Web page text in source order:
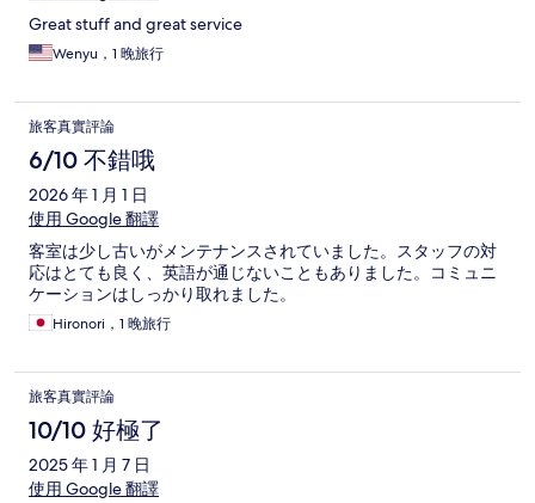
Great stuff and great service
Wenyu，1 晚旅行
旅客真實評論
6/10 不錯哦
2026 年 1 月 1 日
使用 Google 翻譯
客室は少し古いがメンテナンスされていました。スタッフの対
応はとても良く、英語が通じないこともありました。コミュニ
ケーションはしっかり取れました。
Hironori，1 晚旅行
旅客真實評論
10/10 好極了
2025 年 1 月 7 日
使用 Google 翻譯